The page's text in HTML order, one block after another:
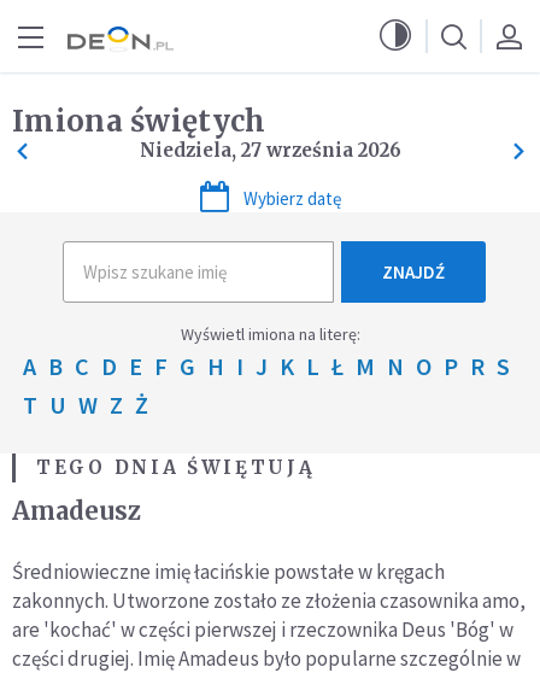
Imiona świętych
Niedziela, 27 września 2026
Wybierz datę
ZNAJDŹ
Wyświetl imiona na literę:
A B C D E F G H I J K L Ł M N O P R S
T U W Z Ż
TEGO DNIA ŚWIĘTUJĄ
Amadeusz
Średniowieczne imię łacińskie powstałe w kręgach
zakonnych. Utworzone zostało ze złożenia czasownika amo,
are 'kochać' w części pierwszej i rzeczownika Deus 'Bóg' w
części drugiej. Imię Amadeus było popularne szczególnie w